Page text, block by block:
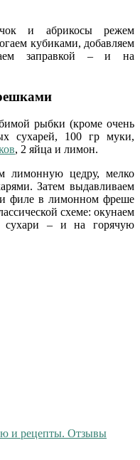
и абрикосы режем
кубиками, добавляем
заправкой – и на
рыбки (кроме очень
сухарей, 100 гр муки,
, 2 яйца и лимон.
лимонную цедру, мелко
Затем выдавливаем
филе в лимонном фреше
схеме: окунаем
– и на горячую
и рецепты. Отзывы